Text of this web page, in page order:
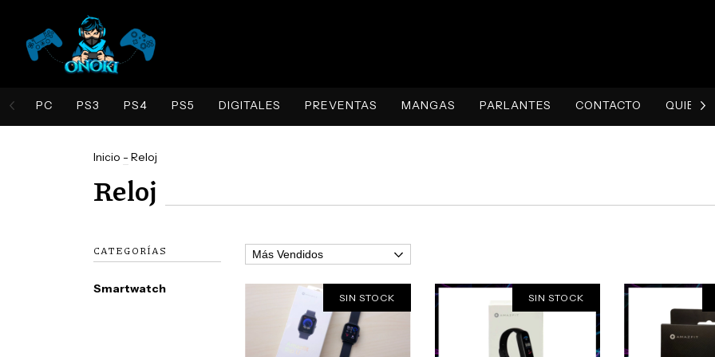
PC PS3 PS4 PS5 DIGITALES PREVENTAS MANGAS PARLANTES CONTACTO
Inicio - Reloj
Reloj
CATEGORÍAS
Smartwatch
SIN STOCK SIN STOCK